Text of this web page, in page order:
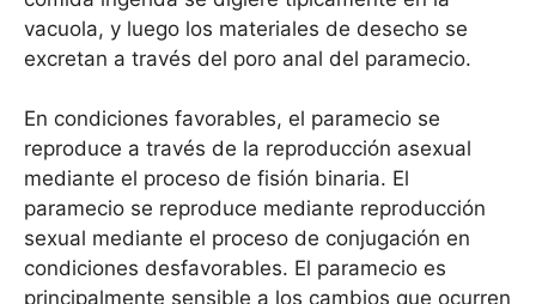
vacuola, y luego los materiales de desecho se
excretan a través del poro anal del paramecio.
En condiciones favorables, el paramecio se
reproduce a través de la reproducción asexual
mediante el proceso de fisión binaria. El
paramecio se reproduce mediante reproducción
sexual mediante el proceso de conjugación en
condiciones desfavorables. El paramecio es
principalmente sensible a los cambios que ocurren